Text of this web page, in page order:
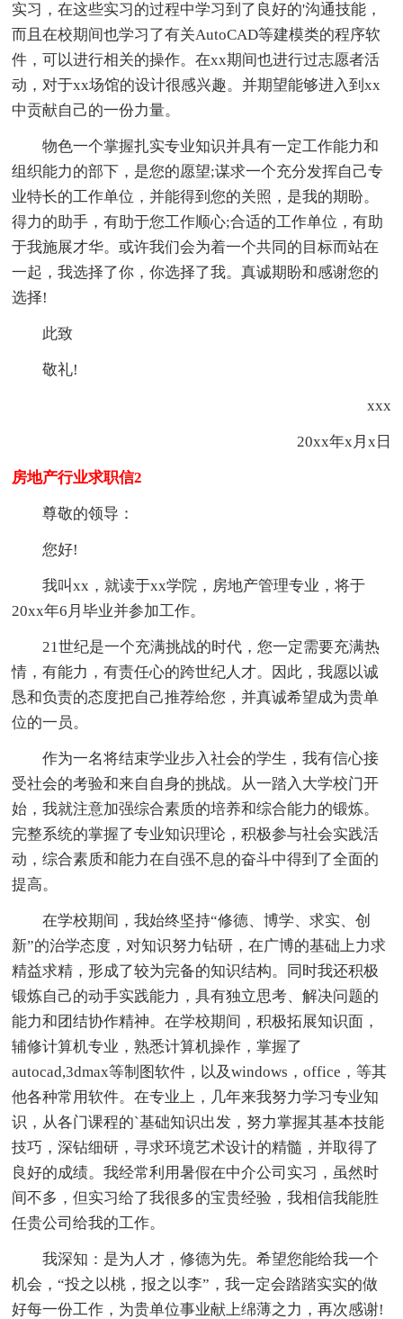
实习，在这些实习的过程中学习到了良好的'沟通技能，
而且在校期间也学习了有关AutoCAD等建模类的程序软
件，可以进行相关的操作。在xx期间也进行过志愿者活
动，对于xx场馆的设计很感兴趣。并期望能够进入到xx
中贡献自己的一份力量。
物色一个掌握扎实专业知识并具有一定工作能力和
组织能力的部下，是您的愿望;谋求一个充分发挥自己专
业特长的工作单位，并能得到您的关照，是我的期盼。
得力的助手，有助于您工作顺心;合适的工作单位，有助
于我施展才华。或许我们会为着一个共同的目标而站在
一起，我选择了你，你选择了我。真诚期盼和感谢您的
选择!
此致
敬礼!
xxx
20xx年x月x日
房地产行业求职信2
尊敬的领导：
您好!
我叫xx，就读于xx学院，房地产管理专业，将于
20xx年6月毕业并参加工作。
21世纪是一个充满挑战的时代，您一定需要充满热
情，有能力，有责任心的跨世纪人才。因此，我愿以诚
恳和负责的态度把自己推荐给您，并真诚希望成为贵单
位的一员。
作为一名将结束学业步入社会的学生，我有信心接
受社会的考验和来自自身的挑战。从一踏入大学校门开
始，我就注意加强综合素质的培养和综合能力的锻炼。
完整系统的掌握了专业知识理论，积极参与社会实践活
动，综合素质和能力在自强不息的奋斗中得到了全面的
提高。
在学校期间，我始终坚持“修德、博学、求实、创
新”的治学态度，对知识努力钻研，在广博的基础上力求
精益求精，形成了较为完备的知识结构。同时我还积极
锻炼自己的动手实践能力，具有独立思考、解决问题的
能力和团结协作精神。在学校期间，积极拓展知识面，
辅修计算机专业，熟悉计算机操作，掌握了
autocad,3dmax等制图软件，以及windows，office，等其
他各种常用软件。在专业上，几年来我努力学习专业知
识，从各门课程的`基础知识出发，努力掌握其基本技能
技巧，深钻细研，寻求环境艺术设计的精髓，并取得了
良好的成绩。我经常利用暑假在中介公司实习，虽然时
间不多，但实习给了我很多的宝贵经验，我相信我能胜
任贵公司给我的工作。
我深知：是为人才，修德为先。希望您能给我一个
机会，“投之以桃，报之以李”，我一定会踏踏实实的做
好每一份工作，为贵单位事业献上绵薄之力，再次感谢!